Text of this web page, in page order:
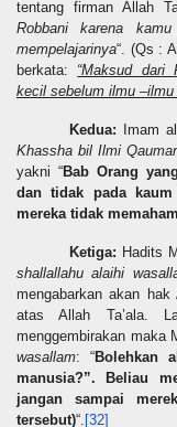
tentang firman Allah
Robbani karena
mempelajarinya“. (Qs :
berkata: “Maksud dari
kecil sebelum ilmu –ilmu
Kedua: Imam
Khassha bil Ilmi
yakni “Bab Orang
dan tidak pada
mereka tidak
Ketiga: Hadits
shallallahu alaihi
mengabarkan akan
atas Allah Ta’ala.
menggembirakan maka
wasallam: “Bolehkan
manusia?”. Beliau
jangan sampai
tersebut)“. [32]